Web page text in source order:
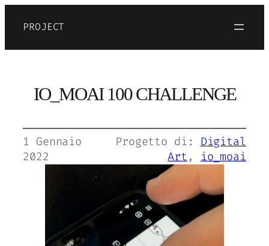
PROJECT
IO_MOAI 100 CHALLENGE
1 Gennaio
2022
Progetto di: Digital
Art , io_moai